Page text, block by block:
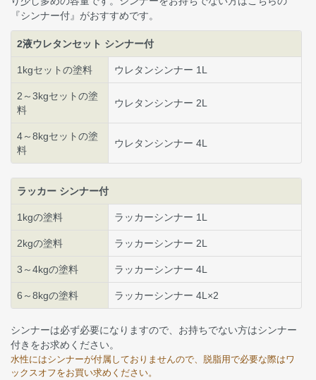
『シンナー付』がおすすめです。
2液ウレタンセット シンナー付
1kgセットの塗料 ウレタンシンナー 1L
2～3kgセットの塗
料
ウレタンシンナー 2L
4～8kgセットの塗
料
ウレタンシンナー 4L
ラッカー シンナー付
1kgの塗料 ラッカーシンナー 1L
2kgの塗料 ラッカーシンナー 2L
3～4kgの塗料 ラッカーシンナー 4L
6～8kgの塗料 ラッカーシンナー 4L×2
シンナーは必ず必要になりますので、お持ちでない方はシンナー
付きをお求めください。
水性にはシンナーが付属しておりませんので、脱脂用で必要な際はワ
ックスオフをお買い求めください。